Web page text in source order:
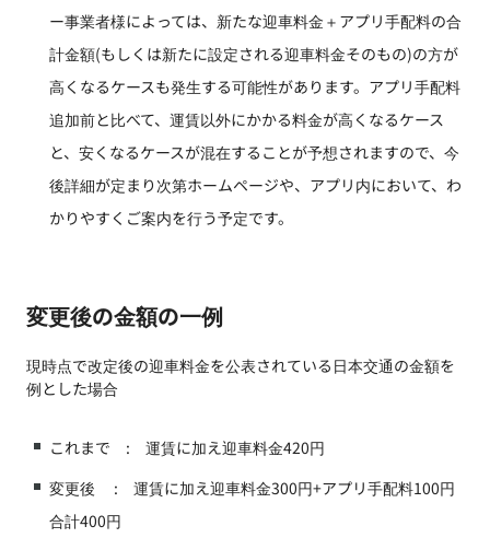
ー事業者様によっては、新たな迎車料金＋アプリ手配料の合
計金額(もしくは新たに設定される迎車料金そのもの)の方が
高くなるケースも発生する可能性があります。アプリ手配料
追加前と比べて、運賃以外にかかる料金が高くなるケース
と、安くなるケースが混在することが予想されますので、今
後詳細が定まり次第ホームページや、アプリ内において、わ
かりやすくご案内を行う予定です。
変更後の金額の一例
現時点で改定後の迎車料金を公表されている日本交通の金額を
例とした場合
これまで : 運賃に加え迎車料金420円
変更後 : 運賃に加え迎車料金300円+アプリ手配料100円
合計400円